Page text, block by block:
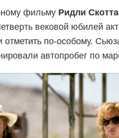
фильму Ридли
вековой юбилей
по-особому.
автопробег по